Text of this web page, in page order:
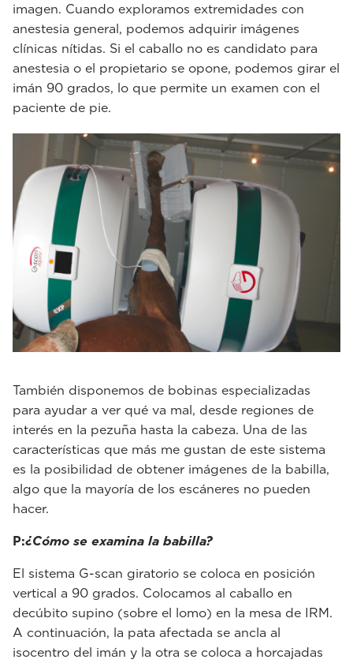
imagen. Cuando exploramos extremidades con
anestesia general, podemos adquirir imágenes
clínicas nítidas. Si el caballo no es candidato para
anestesia o el propietario se opone, podemos girar el
imán 90 grados, lo que permite un examen con el
paciente de pie.
También disponemos de bobinas especializadas
para ayudar a ver qué va mal, desde regiones de
interés en la pezuña hasta la cabeza. Una de las
características que más me gustan de este sistema
es la posibilidad de obtener imágenes de la babilla,
algo que la mayoría de los escáneres no pueden
hacer.
P:¿Cómo se examina la babilla?
El sistema G-scan giratorio se coloca en posición
vertical a 90 grados. Colocamos al caballo en
decúbito supino (sobre el lomo) en la mesa de IRM.
A continuación, la pata afectada se ancla al
isocentro del imán y la otra se coloca a horcajadas